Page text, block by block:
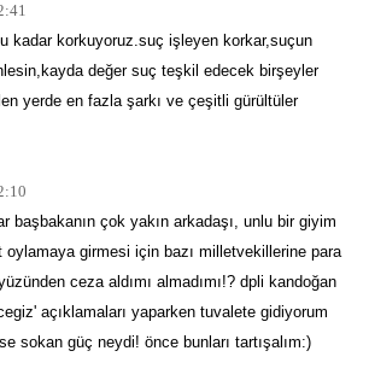
kadar korkuyoruz.suç işleyen korkar,suçun
değer suç teşkil edecek birşeyler
yerde en fazla şarkı ve çeşitli gürültüler
başbakanın çok yakın arkadaşı, unlu bir giyim
oylamaya girmesi için bazı milletvekillerine para
ceza aldımı almadımı!? dpli kandoğan
açıklamaları yaparken tuvalete gidiyorum
sokan güç neydi! önce bunları tartışalım:)